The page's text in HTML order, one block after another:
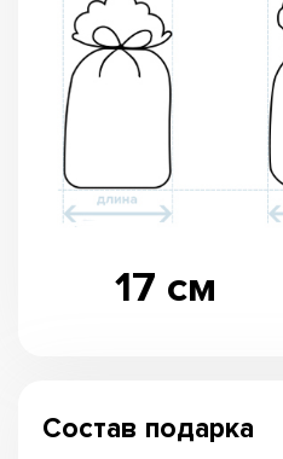
17 см
Состав подарка